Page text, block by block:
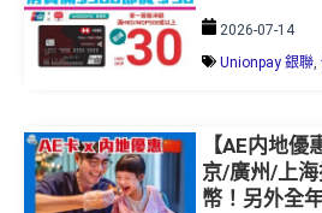
2026-07-14
Unionpay 銀聯,
【AE内地
京/廣州/上
幣！另外全